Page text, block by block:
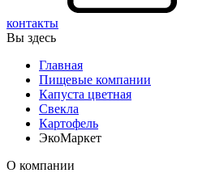
контакты
Вы здесь
Главная
Пищевые компании
Капуста цветная
Свекла
Картофель
ЭкоМаркет
О компании